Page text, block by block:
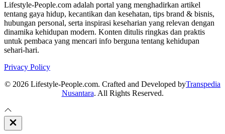
Lifestyle-People.com adalah portal yang menghadirkan artikel
tentang gaya hidup, kecantikan dan kesehatan, tips brand & bisnis,
hubungan personal, serta inspirasi keseharian yang relevan dengan
dinamika kehidupan modern. Konten ditulis ringkas dan praktis
untuk pembaca yang mencari info berguna tentang kehidupan
sehari-hari.
Privacy Policy
© 2026 Lifestyle-People.com. Crafted and Developed byTranspedia
Nusantara. All Rights Reserved.
Close
Off